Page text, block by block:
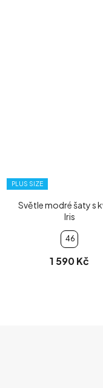
PLUS SIZE
Světle modré šaty s
Iris
46
1 590 Kč